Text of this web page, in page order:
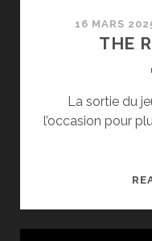
16 MARS
THE
La sortie du
l’occasion pour